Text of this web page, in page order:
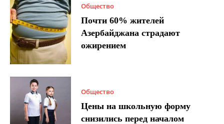
Общество
Почти 60% жителей
Азербайджана страдают
ожирением
Общество
Цены на школьную форму
снизились перед началом